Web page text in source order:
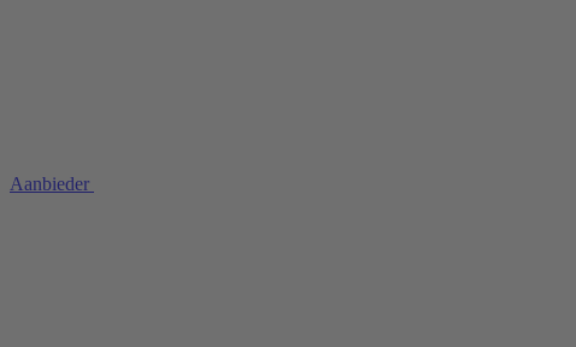
Aanbieder